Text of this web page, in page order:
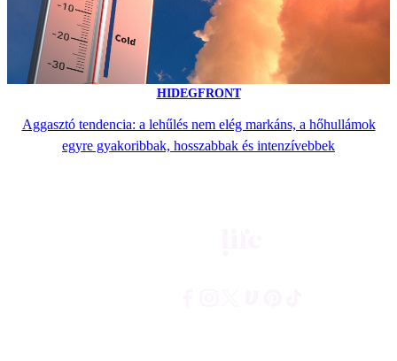
HIDEGFRONT
Aggasztó tendencia: a lehűlés nem elég markáns, a hőhullámok
egyre gyakoribbak, hosszabbak és intenzívebbek